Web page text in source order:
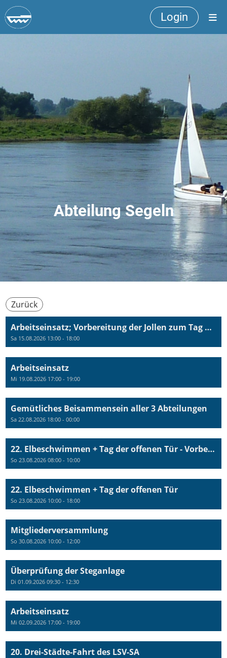
Login
Abteilung Segeln
Zurück
Arbeitseinsatz; Vorbereitung der Jollen zum Tag der offenen Tür
Sa 15.08.2026 13:00 - 18:00
Arbeitseinsatz
Mi 19.08.2026 17:00 - 19:00
Gemütliches Beisammensein aller 3 Abteilungen
Sa 22.08.2026 18:00 - 00:00
22. Elbeschwimmen + Tag der offenen Tür - Vorbereitung
So 23.08.2026 08:00 - 10:00
22. Elbeschwimmen + Tag der offenen Tür
So 23.08.2026 10:00 - 18:00
Mitgliederversammlung
So 30.08.2026 10:00 - 12:00
Überprüfung der Steganlage
Di 01.09.2026 09:30 - 12:30
Arbeitseinsatz
Mi 02.09.2026 17:00 - 19:00
20. Drei-Städte-Fahrt des LSV-SA